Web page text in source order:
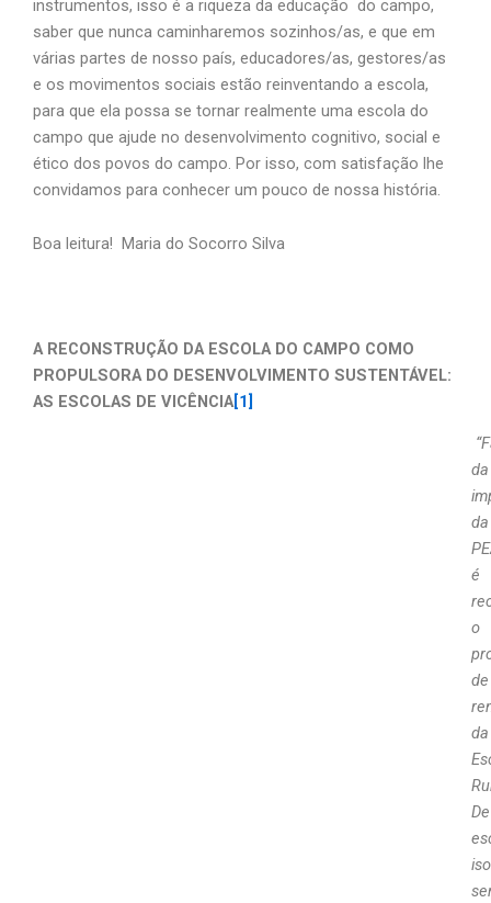
instrumentos, isso é a riqueza da educação do campo,
saber que nunca caminharemos sozinhos/as, e que em
várias partes de nosso país, educadores/as, gestores/as
e os movimentos sociais estão reinventando a escola,
para que ela possa se tornar realmente uma escola do
campo que ajude no desenvolvimento cognitivo, social e
ético dos povos do campo. Por isso, com satisfação lhe
convidamos para conhecer um pouco de nossa história.
Boa leitura! Maria do Socorro Silva
A RECONSTRUÇÃO DA ESCOLA DO CAMPO COMO
PROPULSORA DO DESENVOLVIMENTO SUSTENTÁVEL:
AS ESCOLAS DE VICÊNCIA[1]
da
da
é
o
de
da
De